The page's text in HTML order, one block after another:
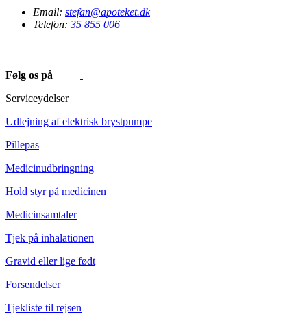
Email: stefan@apoteket.dk
Telefon: 35 855 006
Følg os på
Serviceydelser
Udlejning af elektrisk brystpumpe
Pillepas
Medicinudbringning
Hold styr på medicinen
Medicinsamtaler
Tjek på inhalationen
Gravid eller lige født
Forsendelser
Tjekliste til rejsen